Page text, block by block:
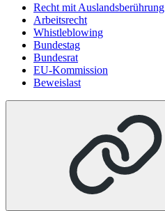
Recht mit Auslandsberührung
Arbeitsrecht
Whistleblowing
Bundestag
Bundesrat
EU-Kommission
Beweislast